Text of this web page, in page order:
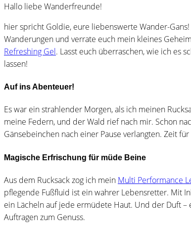
Hallo liebe Wanderfreunde!
hier spricht Goldie, eure liebenswerte Wander-
Wanderungen und verrate euch mein kleines
Refreshing Gel. Lasst euch überraschen, wie ich es
lassen!
Auf ins Abenteuer!
Es war ein strahlender Morgen, als ich meinen
meine Federn, und der Wald rief nach mir. Schon
Gänsebeinchen nach einer Pause verlangten. Zeit
Magische Erfrischung für müde Beine
Aus dem Rucksack zog ich mein Multi Performance
pflegende Fußfluid ist ein wahrer Lebensretter. Mit
ein Lächeln auf jede ermüdete Haut. Und der Duft
Auftragen zum Genuss.